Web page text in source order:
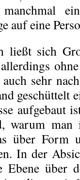
manchmal
auf eine
ließt sich
sehr
geschüttelt
aufgebaut
warum man
über
In der
Ebene über